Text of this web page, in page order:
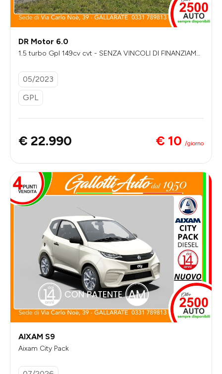
DR Motor 6.0
1.5 turbo Gpl 149cv cvt - SENZA VINCOLI DI FINANZIAME
05/2023
GPL
€ 22.990 € 10 /giorno
AIXAM S9
Aixam City Pack